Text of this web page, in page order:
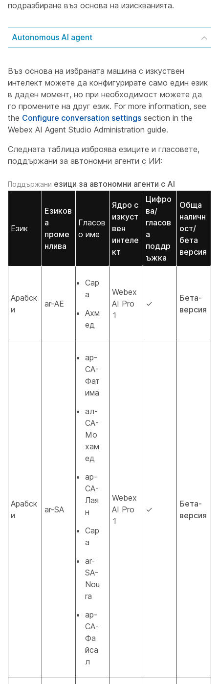
подразбиране въз основа на изискванията.
Autonomous AI agent
Въз основа на избраната машина с изкуствен
интелект можете да конфигурирате само един език
в даден момент, но при необходимост можете да
го промените на друг език. For more information, see
the Configure conversation settings section in the
Webex AI Agent Studio Administration guide.
Следната таблица изброява езиците и гласовете,
поддържани за автономни агенти с ИИ:
Поддържани езици за автономни агенти с AI
Език
Езиков
а
проме
нлива
Гласов
о име
Ядро с
изкуст
вен
интеле
кт
Цифро
ва/
гласов
а
поддр
ъжка
Обща
наличн
ост/
бета
версия
Арабск
и
ar-AE
Сар
а
Ахм
ед
Webex
AI Pro
1
✓
Бета-
версия
Арабск
и
ar-SA
ар-
СА-
Фат
има
ал-
СА-
Мо
хам
ед
ар-
СА-
Лая
н
Сар
а
ar-
SA-
Nou
ra
ар-
СА-
Фа
йса
л
Webex
AI Pro
1
✓
Бета-
версия